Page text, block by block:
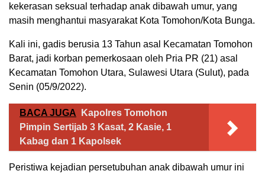
kekerasan seksual terhadap anak dibawah umur, yang
masih menghantui masyarakat Kota Tomohon/Kota Bunga.
Kali ini, gadis berusia 13 Tahun asal Kecamatan Tomohon
Barat, jadi korban pemerkosaan oleh Pria PR (21) asal
Kecamatan Tomohon Utara, Sulawesi Utara (Sulut), pada
Senin (05/9/2022).
BACA JUGA
Kapolres Tomohon
Pimpin Sertijab 3 Kasat, 2 Kasie, 1
Kabag dan 1 Kapolsek
Peristiwa kejadian persetubuhan anak dibawah umur ini